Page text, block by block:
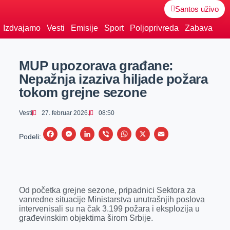
Santos uživo
Izdvajamo Vesti Emisije Sport Poljoprivreda Zabava
MUP upozorava građane:
Nepažnja izaziva hiljade požara
tokom grejne sezone
Vesti 27. februar 2026. 08:50
Podeli:
F
b
o
o
M
e
n
g
L
e
d
I
V
r
W
s
A
p
X
E
l
Od početka grejne sezone, pripadnici Sektora za
vanredne situacije Ministarstva unutrašnjih poslova
intervenisali su na čak 3.199 požara i eksplozija u
građevinskim objektima širom Srbije.